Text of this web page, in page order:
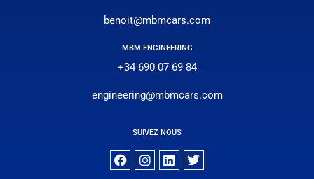
benoit@mbmcars.com
MBM ENGINEERING
+34 690 07 69 84
engineering@mbmcars.com
SUIVEZ NOUS